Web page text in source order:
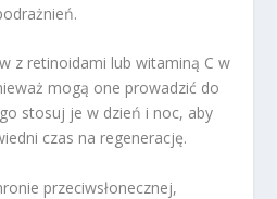
z retinoidami lub witaminą C w
mogą one prowadzić do
stosuj je w dzień i noc, aby
czas na regenerację.
przeciwsłonecznej,